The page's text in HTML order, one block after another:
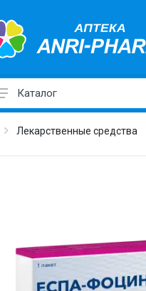
Каталог
Лекарственные средства ›
Витамины и добавки ›
Ежедневная гигиена ›
Лекарственные средства